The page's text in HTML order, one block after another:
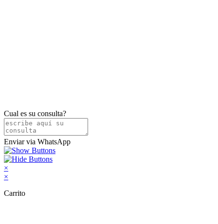
Cual es su consulta?
Enviar via WhatsApp
×
×
Carrito